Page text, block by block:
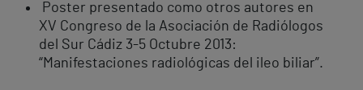
Poster presentado como otros autores en
XV Congreso de la Asociación de Radiólogos
del Sur Cádiz 3-5 Octubre 2013:
“Manifestaciones radiológicas del ileo biliar”.